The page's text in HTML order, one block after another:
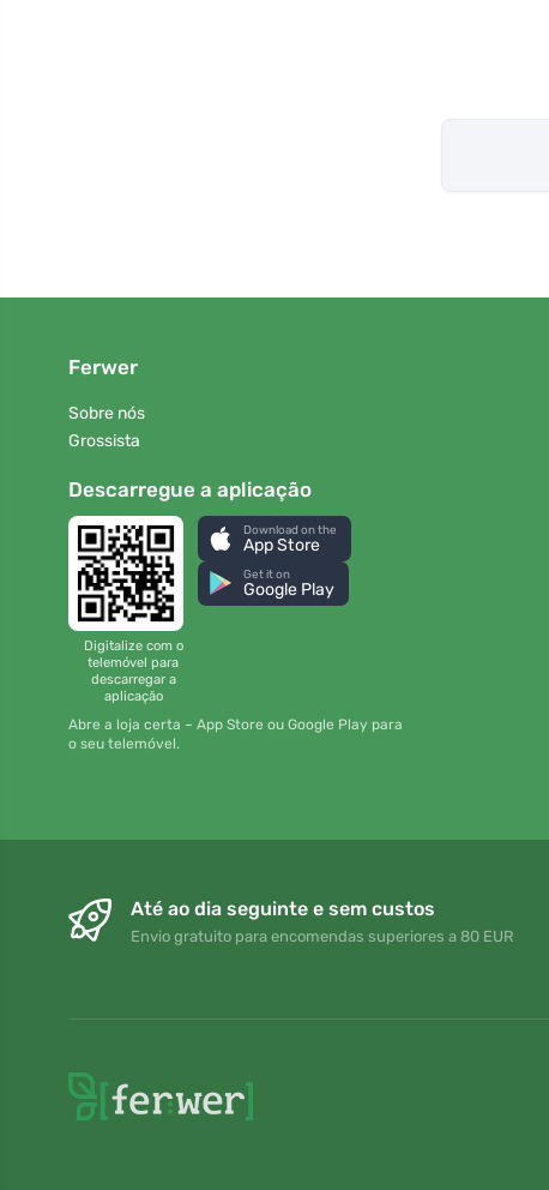
Ferwer
Sobre nós
Grossista
Descarregue a aplicação
Digitalize com o
telemóvel para
descarregar a
aplicação
Download on the
App Store
Get it on
Google Play
Abre a loja certa – App Store ou Google Play para
o seu telemóvel.
Até ao dia seguinte e sem custos
Envio gratuito para encomendas superiores a 80 EUR